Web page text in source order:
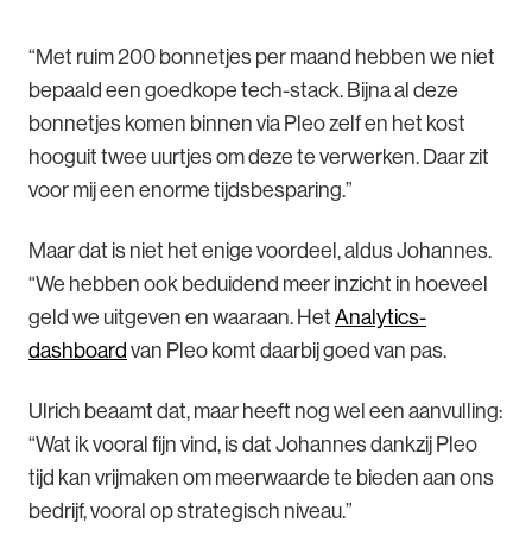
“Met ruim 200 bonnetjes per maand hebben we niet
bepaald een goedkope tech-stack. Bijna al deze
bonnetjes komen binnen via Pleo zelf en het kost
hooguit twee uurtjes om deze te verwerken. Daar zit
voor mij een enorme tijdsbesparing.”
Maar dat is niet het enige voordeel, aldus Johannes.
“We hebben ook beduidend meer inzicht in hoeveel
geld we uitgeven en waaraan. Het Analytics-
dashboard van Pleo komt daarbij goed van pas.
Ulrich beaamt dat, maar heeft nog wel een aanvulling:
“Wat ik vooral fijn vind, is dat Johannes dankzij Pleo
tijd kan vrijmaken om meerwaarde te bieden aan ons
bedrijf, vooral op strategisch niveau.”